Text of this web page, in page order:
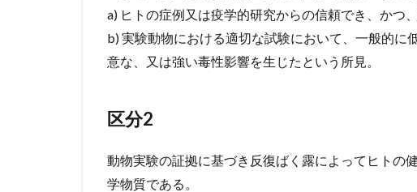
a) ヒトの症例又は疫学的研究からの信頼でき、かつ
b) 実験動物における適切な試験において、一般的に
意な、又は強い毒性影響を生じたという所見。
区分2
動物実験の証拠に基づき反復ばく露によってヒトの
学物質である。